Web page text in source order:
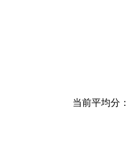
当前平均分：